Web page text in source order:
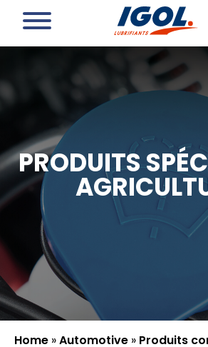
PRODUITS
Home »Automotive » Produits